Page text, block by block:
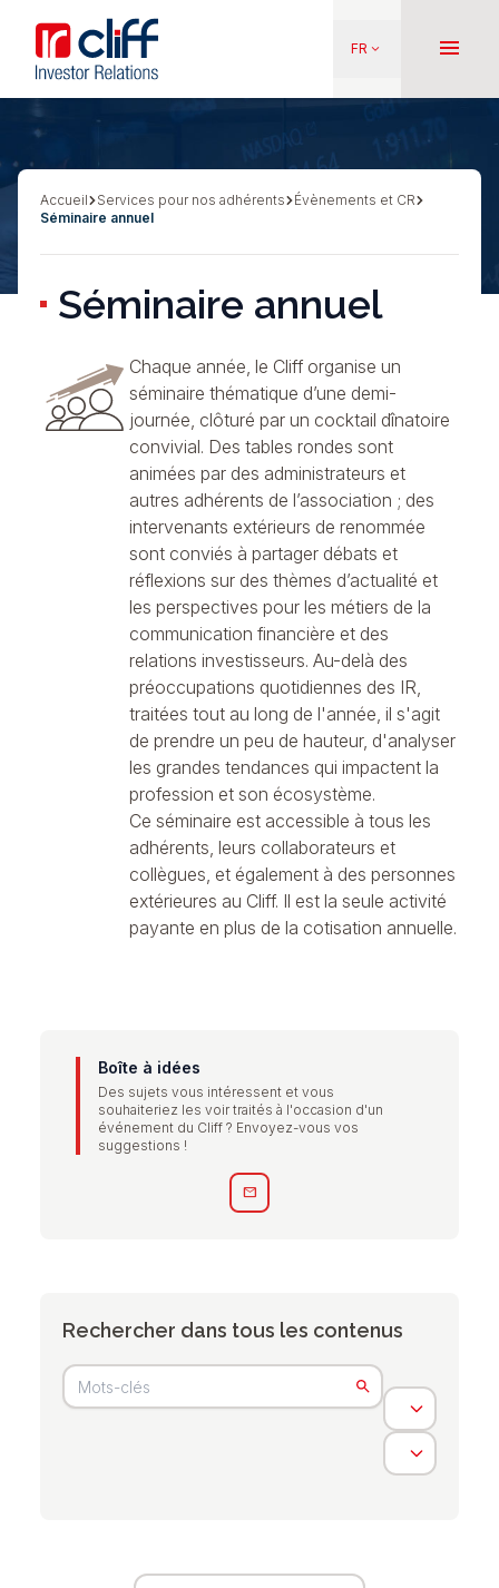
contenu
principal
Aller directement au contenu
FR keyboard_arrow_down menu
Fil
Accueil Services pour nos adhérents
Évènements et CR
Séminaire annuel
Séminaire annuel
Chaque année, le Cliff organise un
séminaire thématique d’une demi-
journée, clôturé par un cocktail dînatoire
convivial. Des tables rondes sont
animées par des administrateurs et
autres adhérents de l’association ; des
intervenants extérieurs de renommée
sont conviés à partager débats et
réflexions sur des thèmes d’actualité et
les perspectives pour les métiers de la
communication financière et des
relations investisseurs. Au-delà des
préoccupations quotidiennes des IR,
traitées tout au long de l'année, il s'agit
de prendre un peu de hauteur, d'analyser
les grandes tendances qui impactent la
profession et son écosystème.
Ce séminaire est accessible à tous les
adhérents, leurs collaborateurs et
collègues, et également à des personnes
extérieures au Cliff. Il est la seule activité
payante en plus de la cotisation annuelle.
Boîte à idées
Des sujets vous intéressent et vous
souhaiteriez les voir traités à l'occasion d'un
événement du Cliff ? Envoyez-vous vos
suggestions !
mail
Rechercher dans tous les contenus